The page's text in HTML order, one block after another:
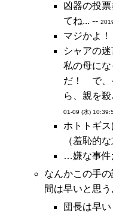
凶器の投
てね... --
マジかよ！
シャアの
私の母に
だ！ で、
ら、親を
01-09 (水)
ホトトギ
（羞恥的
…嫌な事件
なんかこの手
間は早いと思
団長は早い